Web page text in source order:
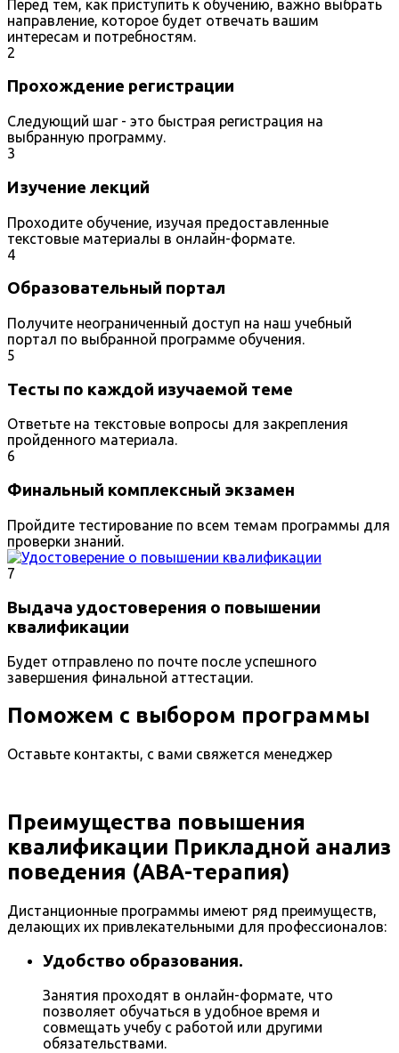
Перед тем, как приступить к обучению, важно выбрать
направление, которое будет отвечать вашим
интересам и потребностям.
2
Прохождение регистрации
Следующий шаг - это быстрая регистрация на
выбранную программу.
3
Изучение лекций
Проходите обучение, изучая предоставленные
текстовые материалы в онлайн-формате.
4
Образовательный портал
Получите неограниченный доступ на наш учебный
портал по выбранной программе обучения.
5
Тесты по каждой изучаемой теме
Ответьте на текстовые вопросы для закрепления
пройденного материала.
6
Финальный комплексный экзамен
Пройдите тестирование по всем темам программы для
проверки знаний.
7
Выдача удостоверения о повышении
квалификации
Будет отправлено по почте после успешного
завершения финальной аттестации.
Поможем с выбором программы
Оставьте контакты, с вами свяжется менеджер
Преимущества повышения
квалификации Прикладной анализ
поведения (АВА-терапия)
Дистанционные программы имеют ряд преимуществ,
делающих их привлекательными для профессионалов:
Удобство образования.
Занятия проходят в онлайн-формате, что
позволяет обучаться в удобное время и
совмещать учебу с работой или другими
обязательствами.